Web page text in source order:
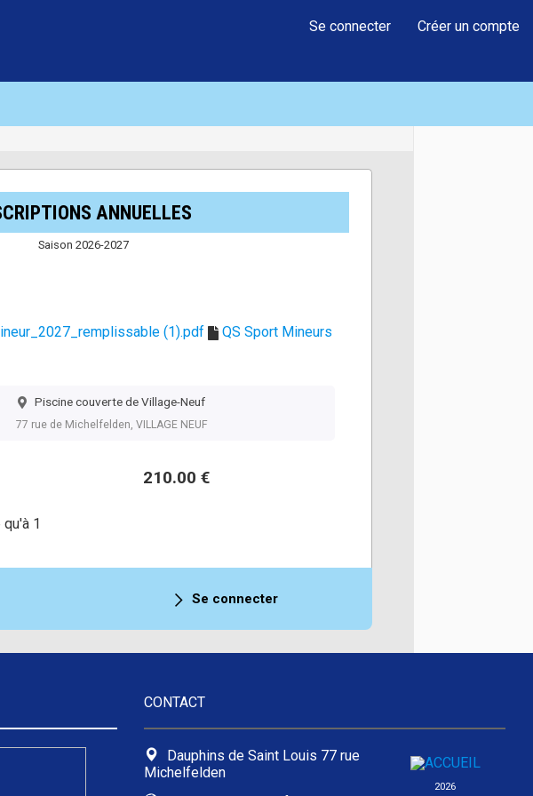
Se connecter Créer un compte
ANNUELLES
Saison 2026-2027
(1).pdf
QS Sport Mineurs
Piscine couverte de Village-Neuf
77 rue de Michelfelden, VILLAGE NEUF
1
210.00 €
Se connecter
CONTACT
Dauphins de Saint Louis 77 rue
Michelfelden
2026